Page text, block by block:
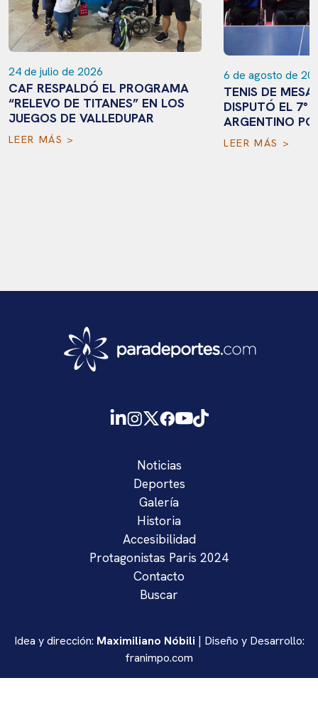
24 de julio de 2026
CAF RESPALDÓ EL PROGRAMA
“RELEVO DE TITANES” EN LOS
JUEGOS DE VALLEDUPAR
LEER MÁS >
6 de agosto de
TENIS DE
DISPUTÓ EL 7°
ARGENTINO
LEER MÁS >
Noticias
Deportes
Galería
Historia
Accesibilidad
Protagonistas Paris 2024
Contacto
Buscar
Idea y dirección: Maximiliano Nóbili | Diseño y Desarrollo:
franimpo.com